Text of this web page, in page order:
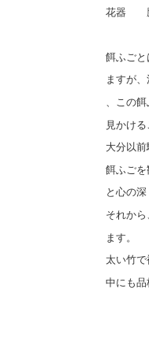
花器
餌ふご
ますが
、この
見かける
大分以
餌ふごを
と心の深
それか
ます。
太い竹
中にも品